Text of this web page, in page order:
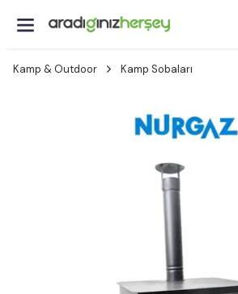
Kamp & Outdoor Kamp Sobaları